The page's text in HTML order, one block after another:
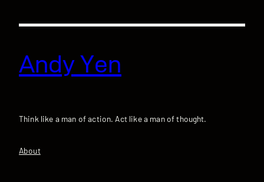
Andy Yen
Think like a man of action. Act like a man of thought.
About